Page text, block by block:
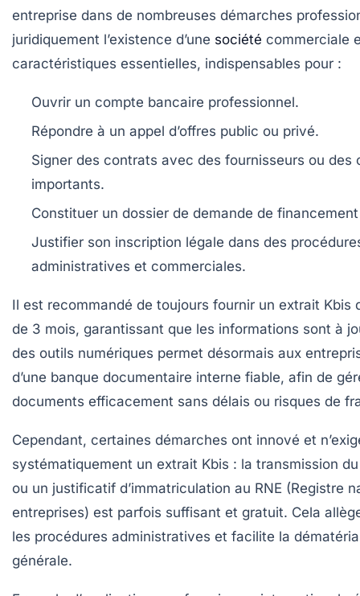
entreprise dans de nombreuses démarches
juridiquement l’existence d’une société commerciale
caractéristiques essentielles, indispensables pour :
Ouvrir un compte bancaire professionnel.
Répondre à un appel d’offres public ou privé.
Signer des contrats avec des fournisseurs ou des
importants.
Constituer un dossier de demande de
Justifier son inscription légale dans des
administratives et commerciales.
Il est recommandé de toujours fournir un extrait Kbis
de 3 mois, garantissant que les informations sont à
des outils numériques permet désormais aux
d’une banque documentaire interne fiable, afin de
documents efficacement sans délais ou risques de
Cependant, certaines démarches ont innové et
systématiquement un extrait Kbis : la transmission du
ou un justificatif d’immatriculation au RNE (Registre
entreprises) est parfois suffisant et gratuit. Cela
les procédures administratives et facilite la
générale.